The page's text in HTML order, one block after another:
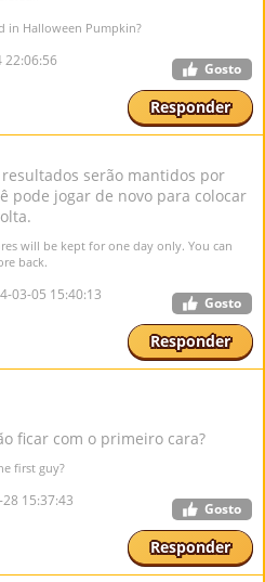
in Halloween Pumpkin?
22:06:56 Gosto
Responder
resultados serão mantidos por
pode jogar de novo para colocar
will be kept for one day only. You can
back.
03-05 15:40:13 Gosto
Responder
ficar com o primeiro cara?
first guy?
15:37:43 Gosto
Responder